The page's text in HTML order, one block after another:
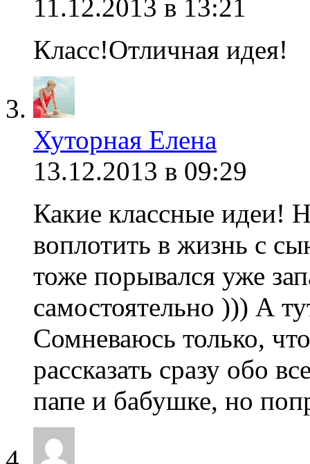
11.12.2013 в 13:21
Класс!Отличная идея!
Хуторная Елена
13.12.2013 в 09:29
Какие классные идеи!
воплотить в жизнь с
тоже порывался уже
самостоятельно ))) А
Сомневаюсь только,
рассказать сразу обо
папе и бабушке, но